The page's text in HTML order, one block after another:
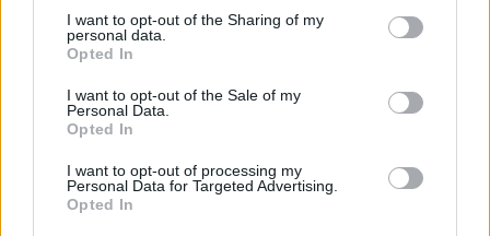
not limited to your visit or usage behaviour. You may click to
grant or deny consent to Google and its third-party tags to
use your data for below specified purposes in below Google
consent section.
I want to opt-out of the Sharing of my
personal data.
Opted In
I want to opt-out of the Sale of my
Personal Data.
Opted In
I want to opt-out of processing my
Personal Data for Targeted Advertising.
Opted In
FINANZAS